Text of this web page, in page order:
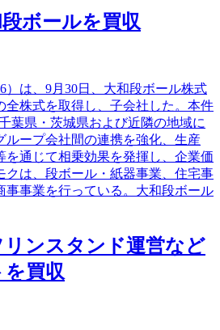
ボールを買収
）は、9月30日、大和段ボール株式
全株式を取得し、子会社した。本件
葉県・茨城県および近隣の地域に
ループ会社間の連携を強化、生産
を通じて相乗効果を発揮し、企業価
クは、段ボール・紙器事業、住宅事
事事業を行っている。大和段ボール
ンスタンド運営など
買収